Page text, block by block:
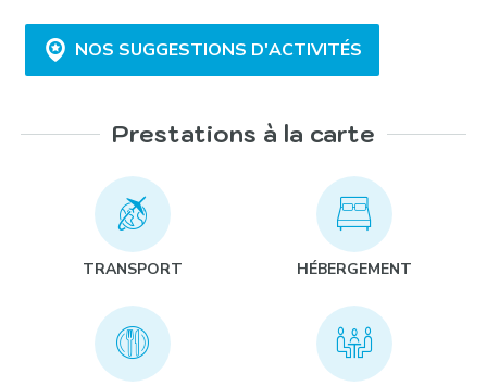
NOS SUGGESTIONS D'ACTIVITÉS
Prestations à la carte
TRANSPORT HÉBERGEMENT